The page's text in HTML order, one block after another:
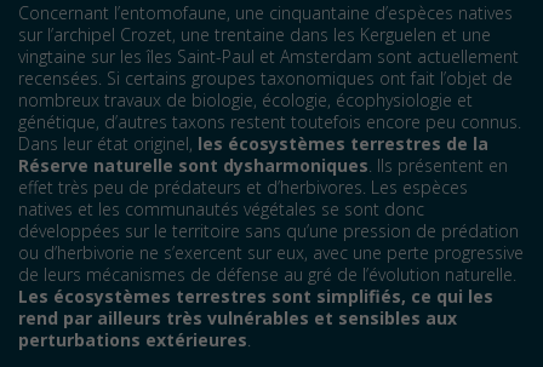
Concernant l’entomofaune, une cinquantaine d’espèces natives
sur l’archipel Crozet, une trentaine dans les Kerguelen et une
vingtaine sur les îles Saint-Paul et Amsterdam sont actuellement
recensées. Si certains groupes taxonomiques ont fait l’objet de
nombreux travaux de biologie, écologie, écophysiologie et
génétique, d’autres taxons restent toutefois encore peu connus.
Dans leur état originel, les écosystèmes terrestres de la
Réserve naturelle sont dysharmoniques. Ils présentent en
effet très peu de prédateurs et d’herbivores. Les espèces
natives et les communautés végétales se sont donc
développées sur le territoire sans qu’une pression de prédation
ou d’herbivorie ne s’exercent sur eux, avec une perte progressive
de leurs mécanismes de défense au gré de l’évolution naturelle.
Les écosystèmes terrestres sont simplifiés, ce qui les
rend par ailleurs très vulnérables et sensibles aux
perturbations extérieures.